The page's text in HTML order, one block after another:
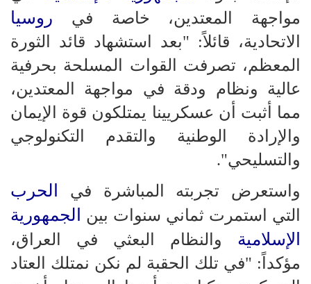
مواجهة المعتدين، خاصة في روسيا
الاتحادية، قائلاً: "بعد استشهاد قائد الثورة
المعظم، تصرفت القوات المسلحة بحرفية
عالية ونظام ودقة في مواجهة المعتدين،
مما أثبت أن عسكريينا يمتلكون قوة الإيمان
والإرادة الوطنية والتقدم التكنولوجي
والتسليحي".
واستعرض تجربته المباشرة في الحرب
التي استمرت ثماني سنوات بين
الجمهورية
الإسلامية والنظام البعثي في العراق،
مؤكداً: "في تلك الحقبة لم نكن نمتلك العتاد